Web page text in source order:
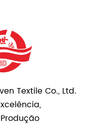
Textile Co., Ltd.